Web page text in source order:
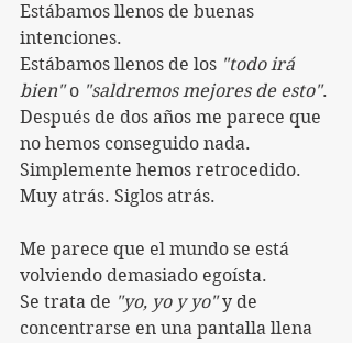
Estábamos llenos de buenas
intenciones.
Estábamos llenos de los "todo irá
bien" o "saldremos mejores de esto".
Después de dos años me parece que
no hemos conseguido nada.
Simplemente hemos retrocedido.
Muy atrás. Siglos atrás.
Me parece que el mundo se está
volviendo demasiado egoísta.
Se trata de "yo, yo y yo" y de
concentrarse en una pantalla llena